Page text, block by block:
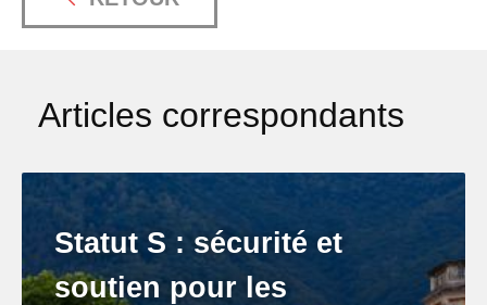
Articles correspondants
Statut S : sécurité et
soutien pour les